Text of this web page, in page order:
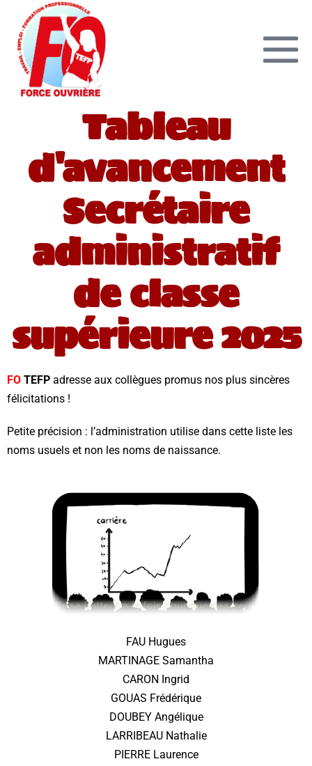
Tableau
d'avancement
Secrétaire
administratif
de classe
supérieure 2025
FO TEFP adresse aux collègues promus nos plus sincères
félicitations !
Petite précision : l’administration utilise dans cette liste les
noms usuels et non les noms de naissance.
FAU Hugues
MARTINAGE Samantha
CARON Ingrid
GOUAS Frédérique
DOUBEY Angélique
LARRIBEAU Nathalie
PIERRE Laurence